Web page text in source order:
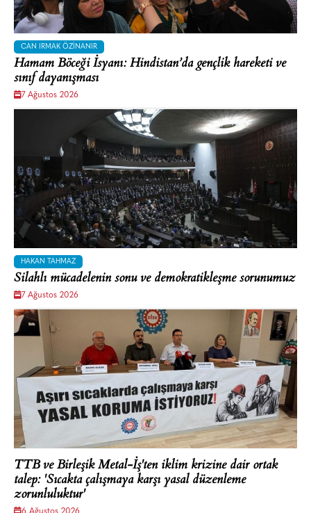
CAN IRMAK ÖZINANIR
Hamam Böceği İsyanı: Hindistan’da gençlik hareketi ve
sınıf dayanışması
7 Ağustos 2026
HAKAN TAHMAZ
Silahlı mücadelenin sonu ve demokratikleşme sorunumuz
7 Ağustos 2026
TTB ve Birleşik Metal-İş'ten iklim krizine dair ortak
talep: 'Sıcakta çalışmaya karşı yasal düzenleme
zorunluluktur'